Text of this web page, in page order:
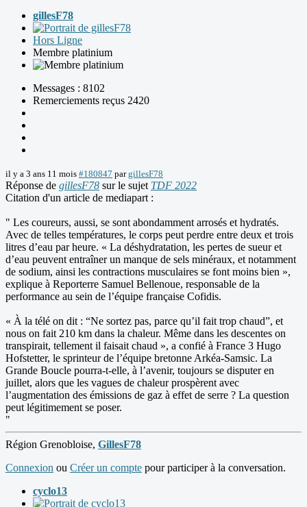
gillesF78
Hors Ligne
Membre platinium
Messages : 8102
Remerciements reçus 2420
il y a 3 ans 11 mois #180847 pargillesF78
Réponse de gillesF78 sur le sujet TDF 2022
Citation d'un article de mediapart :
" Les coureurs, aussi, se sont abondamment arrosés et hydratés.
Avec de telles températures, le corps peut perdre entre deux et trois
litres d’eau par heure. « La déshydratation, les pertes de sueur et
d’eau peuvent entraîner un manque de sels minéraux, et notamment
de sodium, ainsi les contractions musculaires se font moins bien »,
explique à Reporterre Samuel Bellenoue, responsable de la
performance au sein de l’équipe française Cofidis.
« À la télé on dit : “Ne sortez pas, parce qu’il fait trop chaud”, et
nous on fait 210 km dans la chaleur. Même dans les descentes on
transpirait, tellement il faisait chaud », a confié à France 3 Hugo
Hofstetter, le sprinteur de l’équipe bretonne Arkéa-Samsic. La
Grande Boucle pourra-t-elle, à l’avenir, toujours se disputer en
juillet, alors que les vagues de chaleur prospèrent avec
l’augmentation des émissions de gaz à effet de serre ? La question
peut légitimement se poser.
"
Région Grenobloise, GillesF78
Connexion ou Créer un compte pour participer à la conversation.
cyclo13